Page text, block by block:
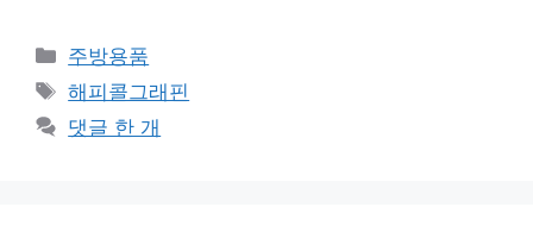
카
테
리
주방용품
태
그
해피콜그래핀
댓글 한 개